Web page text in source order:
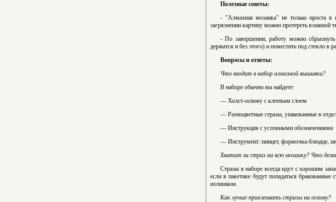
Полезные советы:
- "Алмазная мозаика" не только проста в
загрязнении картину можно протереть влажной
- По завершении, работу можно
держатся и без этого) и поместить под стекло в
Вопросы и ответы:
Что входит в набор алмазной вышивки?
В наборе обычно вы найдете:
— Холст-основу с клеевым слоем
— Разноцветные стразы, упакованные в
— Инструкция с условными обозначениями
— Инструмент: пинцет, формочка-блюдце,
Хватит ли страз на всю мозаику? Что
Стразы в наборе всегда идут с хорошим
если в пакетике будут попадаться
излишком.
Как лучше приклеивать стразы на основу?